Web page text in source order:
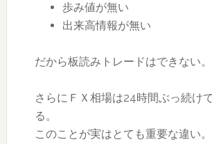
歩み値が無い
出来高情報が無い
だから板読みトレードはできない。
さらにＦＸ相場は24時間ぶっ続け
る。
このことが実はとても重要な違い。